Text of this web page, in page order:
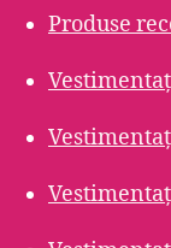
Produse